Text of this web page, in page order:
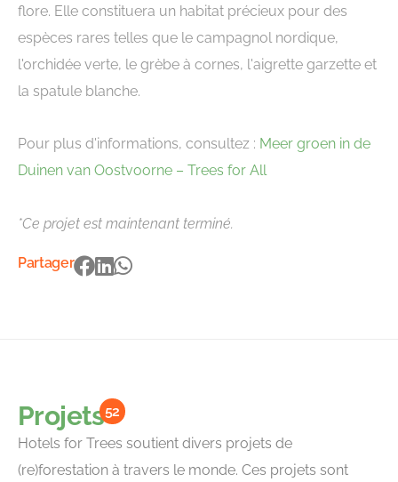
flore. Elle constituera un habitat précieux pour des
espèces rares telles que le campagnol nordique,
l'orchidée verte, le grèbe à cornes, l'aigrette garzette et
la spatule blanche.
Pour plus d'informations, consultez : Meer groen in de
Duinen van Oostvoorne – Trees for All
*Ce projet est maintenant terminé.
Partager
Projets52
Hotels for Trees soutient divers projets de
(re)forestation à travers le monde. Ces projets sont